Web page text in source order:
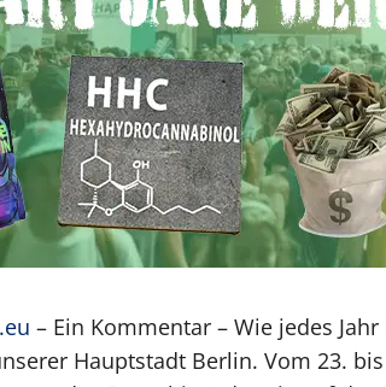
– Ein Kommentar – Wie jedes
Hauptstadt Berlin. Vom 23.